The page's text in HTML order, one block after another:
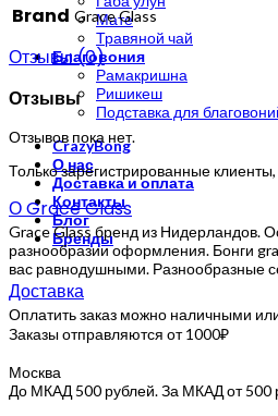
Мате
Травяной чай
Благовония
Рамакришна
Ришикеш
Подставка для
CrazyBong
О нас
Доставка и оплата
Контакты
Блог
Бренды
Brand Grace Glass
Отзывы (0)
Отзывы
Отзывов пока нет.
Только зарегистрированные
О Grace Glass
Grace Glass бренд из Нидерландов.
разнообразии оформления. Бонги
вас равнодушными. Разнообразные
Доставка
Оплатить заказ можно наличными
Заказы отправляются от 1000₽
Москва
До МКАД 500 рублей. За МКАД от 500